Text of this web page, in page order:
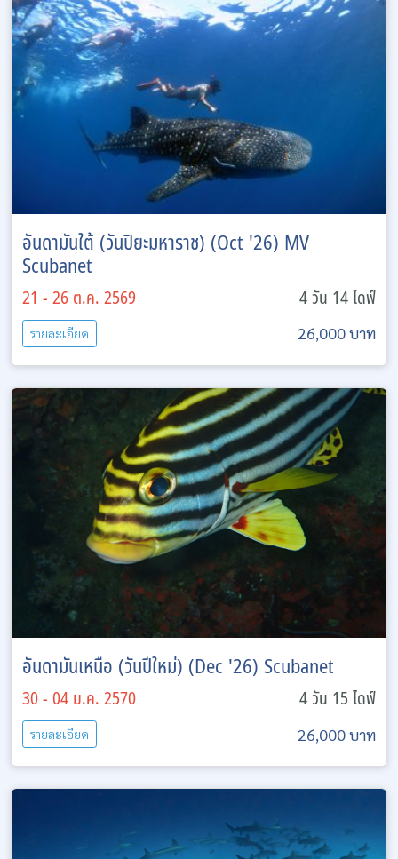
อันดามันใต้ (วันปิยะมหาราช) (Oct '26) MV
Scubanet
21 - 26 ต.ค. 2569 4 วัน 14 ไดฟ์
รายละเอียด 26,000 บาท
อันดามันเหนือ (วันปีใหม่) (Dec '26) Scubanet
30 - 04 ม.ค. 2570 4 วัน 15 ไดฟ์
รายละเอียด 26,000 บาท